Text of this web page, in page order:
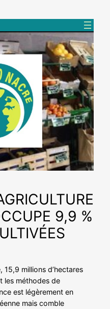
9,9 %
15,9 millions d’hectares
les méthodes de
est légèrement en
mais comble